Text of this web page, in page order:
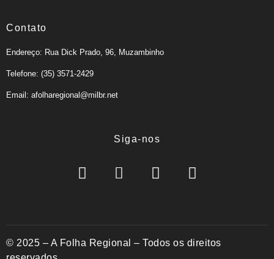
Contato
Endereço: Rua Dick Prado, 96, Muzambinho
Telefone: (35) 3571-2429
Email: afolharegional@milbr.net
Siga-nos
© 2025 – A Folha Regional – Todos os direitos